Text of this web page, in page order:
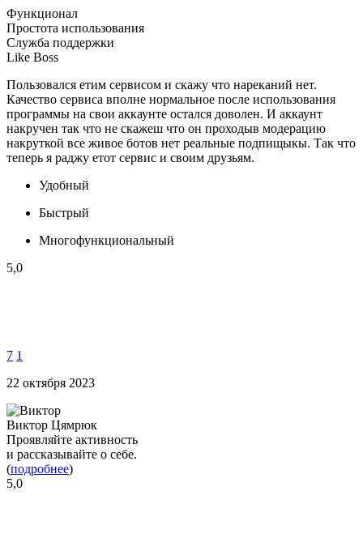
Функционал
Простота использования
Служба поддержки
Like Boss
Пользовался етим сервисом и скажу что нареканий нет.
Качество сервиса вполне нормальное после использования
программы на свои аккаунте остался доволен. И аккаунт
накручен так что не скажеш что он проходыв модерацию
накруткой все живое ботов нет реальные подпищыкы. Так что
теперь я раджу етот сервис и своим друзьям.
Удобный
Быстрый
Многофункциональный
5,0
7 1
22 октября 2023
Виктор Цямрюк
Проявляйте активность
и рассказывайте о себе.
(подробнее)
5,0